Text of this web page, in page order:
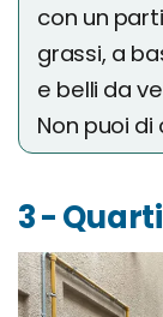
con un
grassi, a
e belli da
Non puoi
3 -